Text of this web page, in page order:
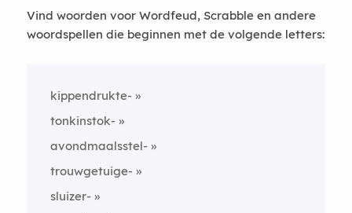
Vind woorden voor Wordfeud, Scrabble en andere
woordspellen die beginnen met de volgende letters:
kippendrukte-
tonkinstok-
avondmaalsstel-
trouwgetuige-
sluizer-